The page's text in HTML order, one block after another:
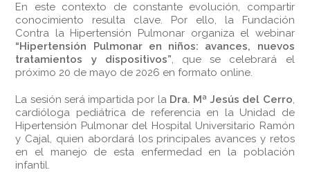
En este contexto de constante evolución, compartir
conocimiento resulta clave. Por ello, la Fundación
Contra la Hipertensión Pulmonar organiza el webinar
“Hipertensión Pulmonar en niños: avances, nuevos
tratamientos y dispositivos”, que se celebrará el
próximo 20 de mayo de 2026 en formato online.
La sesión será impartida por laDra. Mª Jesús del Cerro,
cardióloga pediátrica de referencia en la Unidad de
Hipertensión Pulmonar del Hospital Universitario Ramón
y Cajal, quien abordará los principales avances y retos
en el manejo de esta enfermedad en la población
infantil.